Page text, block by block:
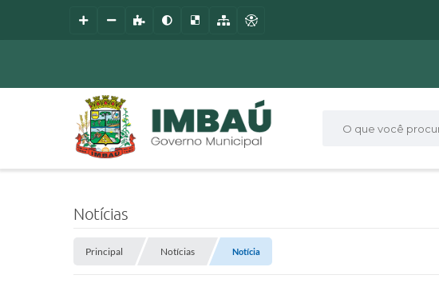
O que você procura?
Notícias
Principal Notícias Notícia